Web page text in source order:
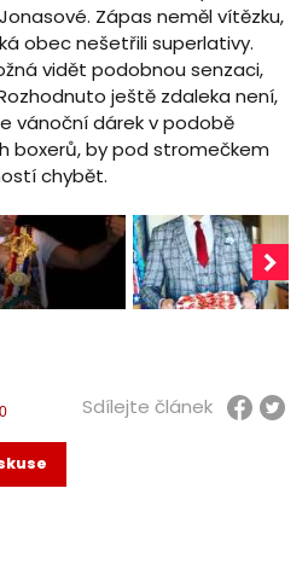
Zápas neměl vítězku,
obec nešetřili superlativy.
vidět podobnou senzaci,
ještě zdaleka není,
vánoční dárek v podobě
boxerů, by pod stromečkem
chybět.
0 Sdílejte článek